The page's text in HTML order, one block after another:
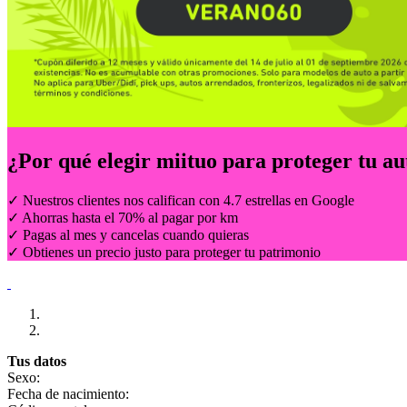
¿Por qué elegir miituo para proteger tu
✓ Nuestros clientes nos califican con 4.7 estrellas en Google
✓ Ahorras hasta el 70% al pagar por km
✓ Pagas al mes y cancelas cuando quieras
✓ Obtienes un precio justo para proteger tu patrimonio
Tus datos
Sexo:
Fecha de nacimiento: